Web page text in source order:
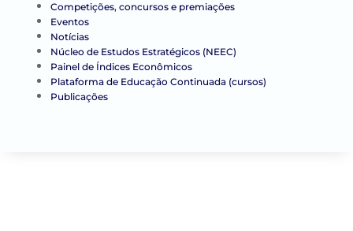
Competições, concursos e premiações
Eventos
Notícias
Núcleo de Estudos Estratégicos (NEEC)
Painel de Índices Econômicos
Plataforma de Educação Continuada (cursos)
Publicações